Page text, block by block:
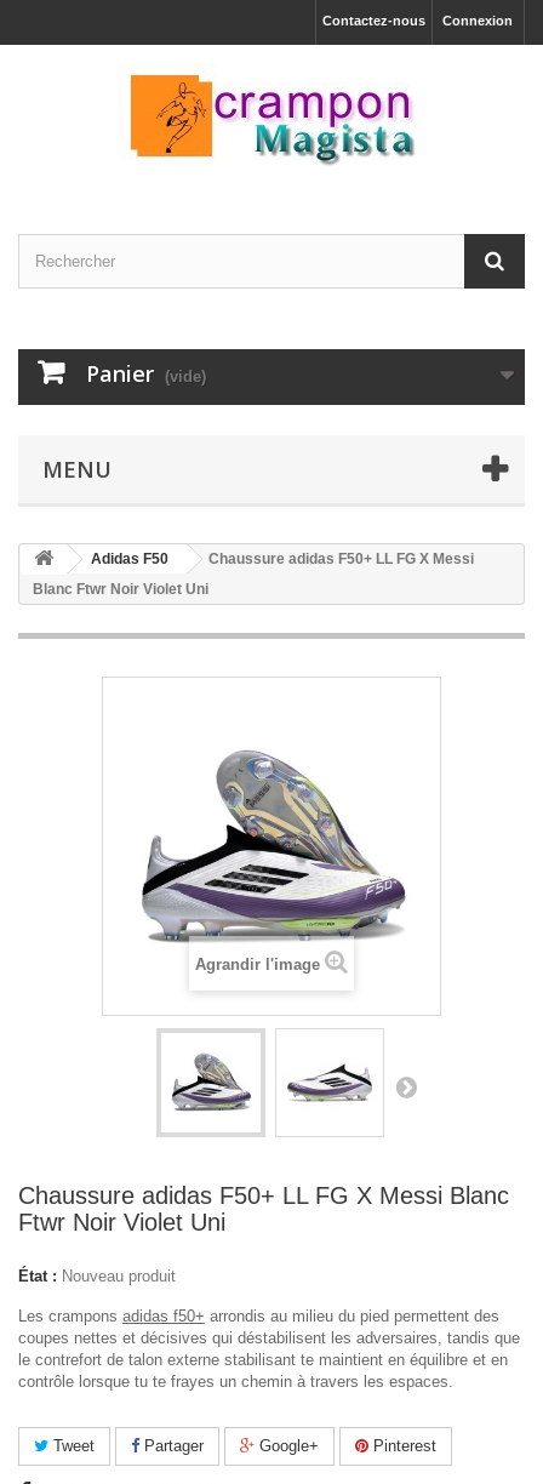
Connexion
Contactez-nous
Panier (vide)
MENU
Adidas F50
Chaussure adidas F50+ LL FG X Messi
Blanc Ftwr Noir Violet Uni
Agrandir l'image
Chaussure adidas F50+ LL FG X Messi Blanc
Ftwr Noir Violet Uni
État : Nouveau produit
Les crampons adidas f50+ arrondis au milieu du pied permettent des
coupes nettes et décisives qui déstabilisent les adversaires, tandis que
le contrefort de talon externe stabilisant te maintient en équilibre et en
contrôle lorsque tu te frayes un chemin à travers les espaces.
Tweet Partager Google+ Pinterest